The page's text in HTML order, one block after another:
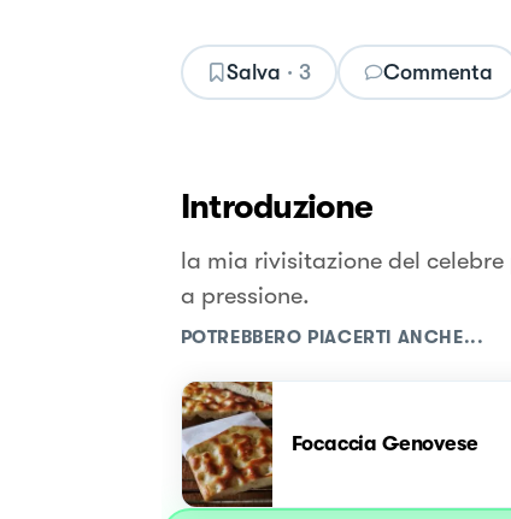
Salva · 3 Commenta
Introduzione
la mia rivisitazione del
a pressione.
POTREBBERO PIACERTI ANCHE...
Focaccia Genovese